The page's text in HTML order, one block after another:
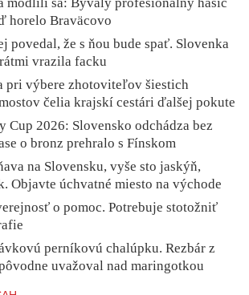
horelo Braväcovo
povedal, že s ňou bude spať. Slovenka
vrazila facku
pri výbere zhotoviteľov šiestich
čelia krajskí cestári ďalšej pokute
Cup 2026: Slovensko odchádza bez
o bronz prehralo s Fínskom
na Slovensku, vyše sto jaskýň,
Objavte úchvatné miesto na východe
o pomoc. Potrebuje stotožniť
perníkovú chalúpku. Rezbár z
uvažoval nad maringotkou